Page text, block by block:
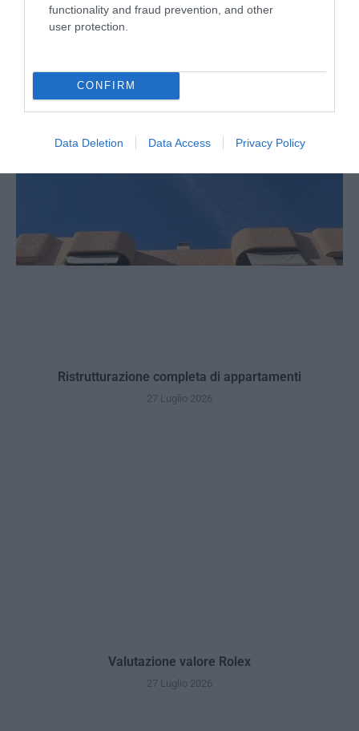
functionality and fraud prevention, and other
user protection.
CONFIRM
Data Deletion Data Access Privacy Policy
No Kings, Palazzo Ducale si dissocia e punta il dito sul
Comune di Genova
28 Luglio 2026
Ristrutturazione completa di appartamenti
27 Luglio 2026
Valutazione valore Rolex
27 Luglio 2026